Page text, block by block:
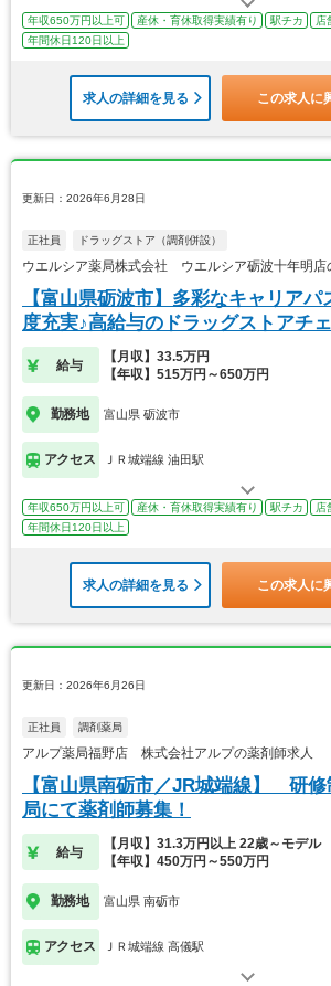
年収650万円以上可 産休・育休取得実績有り 駅チカ 店
年間休日120日以上
求人の詳細を見る この求人に
更新日：2026年6月28日
正社員 ドラッグストア（調剤併設）
ウエルシア薬局株式会社 ウエルシア砺波十年明店
【富山県砺波市】多彩なキャリアパ
度充実♪高給与のドラッグストアチ
給与
【月収】33.5万円
【年収】515万円～650万円
勤務地 富山県 砺波市
アクセス ＪＲ城端線 油田駅
年収650万円以上可 産休・育休取得実績有り 駅チカ 店
年間休日120日以上
求人の詳細を見る この求人に
更新日：2026年6月26日
正社員 調剤薬局
アルプ薬局福野店 株式会社アルプの薬剤師求人
【富山県南砺市／JR城端線】 研
局にて薬剤師募集！
給与
【月収】31.3万円以上 22歳～モデル
【年収】450万円～550万円
勤務地 富山県 南砺市
アクセス ＪＲ城端線 高儀駅